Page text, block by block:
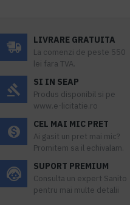
LIVRARE GRATUITA
La comenzi de peste 550
lei fara TVA.
SI IN SEAP
Produs disponibil si pe
www.e-licitatie.ro
CEL MAI MIC PRET
Ai gasit un pret mai mic?
Promitem sa il echivalam.
SUPORT PREMIUM
Consulta un expert Sanito
pentru mai multe detalii